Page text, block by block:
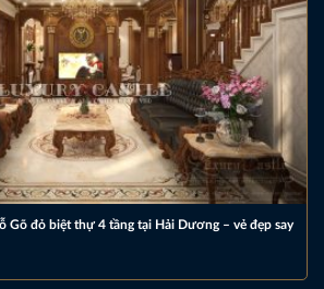
Gõ đỏ biệt thự 4 tầng tại Hải Dương – vẻ đẹp say